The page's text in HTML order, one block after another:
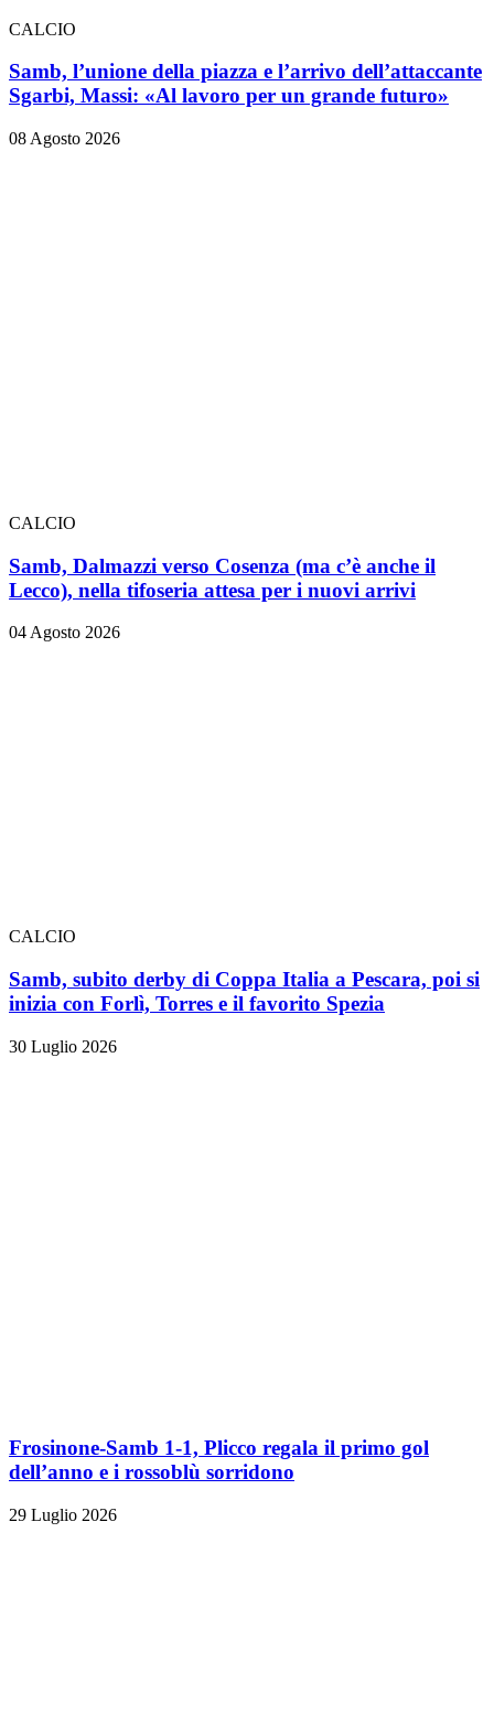
CALCIO
Samb, l’unione della piazza e l’arrivo dell’attaccante
Sgarbi, Massi: «Al lavoro per un grande futuro»
08 Agosto 2026
CALCIO
Samb, Dalmazzi verso Cosenza (ma c’è anche il
Lecco), nella tifoseria attesa per i nuovi arrivi
04 Agosto 2026
CALCIO
Samb, subito derby di Coppa Italia a Pescara, poi si
inizia con Forlì, Torres e il favorito Spezia
30 Luglio 2026
Frosinone-Samb 1-1, Plicco regala il primo gol
dell’anno e i rossoblù sorridono
29 Luglio 2026